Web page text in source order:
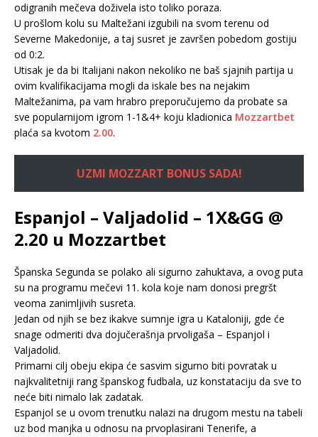
odigranih mečeva doživela isto toliko poraza.
U prošlom kolu su Maltežani izgubili na svom terenu od
Severne Makedonije, a taj susret je završen pobedom gostiju
od 0:2.
Utisak je da bi Italijani nakon nekoliko ne baš sjajnih partija u
ovim kvalifikacijama mogli da iskale bes na nejakim
Maltežanima, pa vam hrabro preporučujemo da probate sa
sve popularnijom igrom 1-1&4+ koju kladionica Mozzartbet
plaća sa kvotom 2.00.
UZMI MOZZART BONUS SADA!
Espanjol – Valjadolid – 1X&GG @
2.20 u Mozzartbet
Španska Segunda se polako ali sigurno zahuktava, a ovog puta
su na programu mečevi 11. kola koje nam donosi pregršt
veoma zanimljivih susreta.
Jedan od njih se bez ikakve sumnje igra u Kataloniji, gde će
snage odmeriti dva dojučerašnja prvoligaša – Espanjol i
Valjadolid.
Primarni cilj obeju ekipa će sasvim sigurno biti povratak u
najkvalitetniji rang španskog fudbala, uz konstataciju da sve to
neće biti nimalo lak zadatak.
Espanjol se u ovom trenutku nalazi na drugom mestu na tabeli
uz bod manjka u odnosu na prvoplasirani Tenerife, a